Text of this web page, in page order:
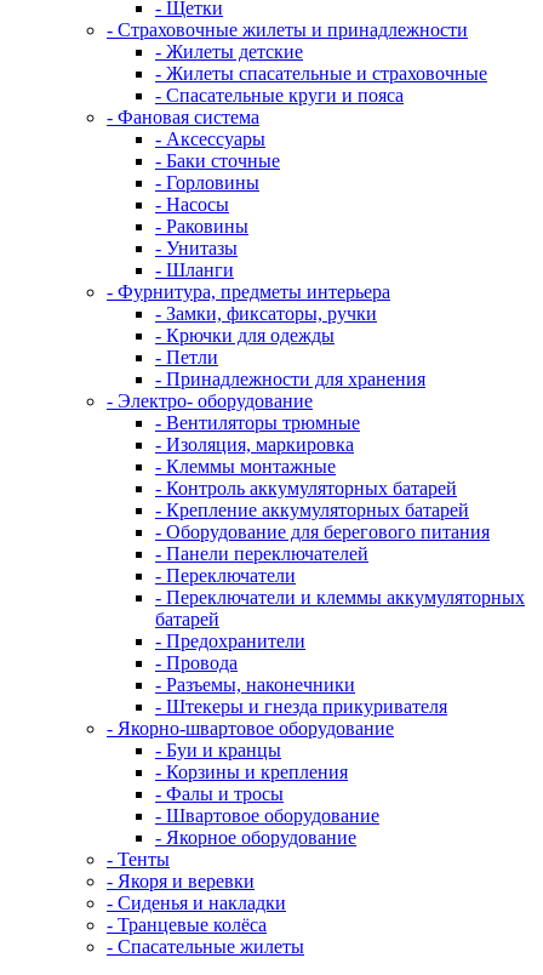
- Щетки
- Страховочные жилеты и принадлежности
- Жилеты детские
- Жилеты спасательные и страховочные
- Спасательные круги и пояса
- Фановая система
- Аксессуары
- Баки сточные
- Горловины
- Насосы
- Раковины
- Унитазы
- Шланги
- Фурнитура, предметы интерьера
- Замки, фиксаторы, ручки
- Крючки для одежды
- Петли
- Принадлежности для хранения
- Электро- оборудование
- Вентиляторы трюмные
- Изоляция, маркировка
- Клеммы монтажные
- Контроль аккумуляторных батарей
- Крепление аккумуляторных батарей
- Оборудование для берегового питания
- Панели переключателей
- Переключатели
- Переключатели и клеммы аккумуляторных
батарей
- Предохранители
- Провода
- Разъемы, наконечники
- Штекеры и гнезда прикуривателя
- Якорно-швартовое оборудование
- Буи и кранцы
- Корзины и крепления
- Фалы и тросы
- Швартовое оборудование
- Якорное оборудование
- Тенты
- Якоря и веревки
- Сиденья и накладки
- Транцевые колёса
- Спасательные жилеты